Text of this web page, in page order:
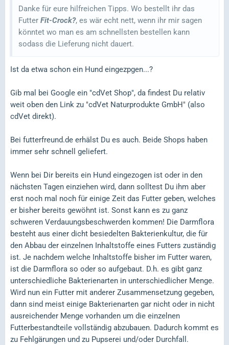
Danke für eure hilfreichen Tipps. Wo bestellt ihr das
Futter Fit-Crock?, es wär echt nett, wenn ihr mir sagen
könntet wo man es am schnellsten bestellen kann
sodass die Lieferung nicht dauert.
Ist da etwa schon ein Hund eingezpgen...?
Gib mal bei Google ein "cdVet Shop", da findest Du relativ
weit oben den Link zu "cdVet Naturprodukte GmbH" (also
cdVet direkt).
Bei futterfreund.de erhälst Du es auch. Beide Shops haben
immer sehr schnell geliefert.
Wenn bei Dir bereits ein Hund eingezogen ist oder in den
nächsten Tagen einziehen wird, dann solltest Du ihm aber
erst noch mal noch für einige Zeit das Futter geben, welches
er bisher bereits gewöhnt ist. Sonst kann es zu ganz
schweren Verdauungsbeschwerden kommen! Die Darmflora
besteht aus einer dicht besiedelten Bakterienkultur, die für
den Abbau der einzelnen Inhaltstoffe eines Futters zuständig
ist. Je nachdem welche Inhaltstoffe bisher im Futter waren,
ist die Darmflora so oder so aufgebaut. D.h. es gibt ganz
unterschiedliche Bakterienarten in unterschiedlicher Menge.
Wird nun ein Futter mit anderer Zusammensetzung gegeben,
dann sind meist einige Bakterienarten gar nicht oder in nicht
ausreichender Menge vorhanden um die einzelnen
Futterbestandteile vollständig abzubauen. Dadurch kommt es
zu Fehlgärungen und zu Pupserei und/oder Durchfall.